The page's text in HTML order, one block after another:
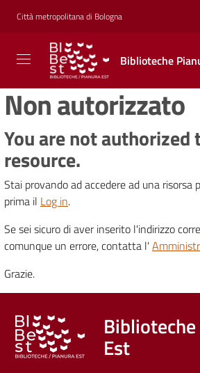
Vai al contenuto
Vai alla navigazione
Vai al footer
Città metropolitana di Bologna
Biblioteche
Biblioteche
Pianura
Est
CONOSCERE,
CREARE,
Biblioteche
Cosa
offriamo
Trova
libri
e
film
Non autorizzato
You are not authorized
resource.
Stai provando ad accedere ad una
prima il Log in.
Se sei sicuro di aver inserito l'indirizzo
comunque un errore, contatta l'
Grazie.
Est